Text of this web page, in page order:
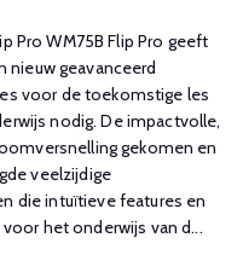
Pro WM75B Flip Pro geeft
geavanceerd
voor de toekomstige les
nodig. De impactvolle,
gekomen en
veelzijdige
die intuïtieve features en
het onderwijs van d...